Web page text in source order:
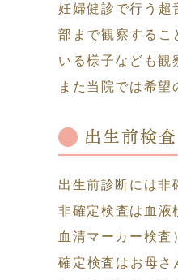
妊婦健診で行う超
部まで観察するこ
いる様子なども観
また当院では希望
出生前検査
出生前診断には非
非確定検査は血液
血清マーカー検査
確定検査はお母さ